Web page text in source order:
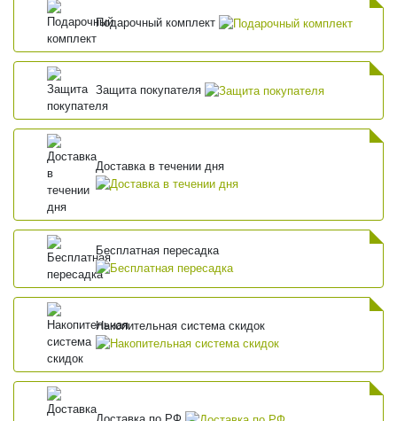
Подарочный комплект
Защита покупателя
Доставка в течении дня
Бесплатная пересадка
Накопительная система скидок